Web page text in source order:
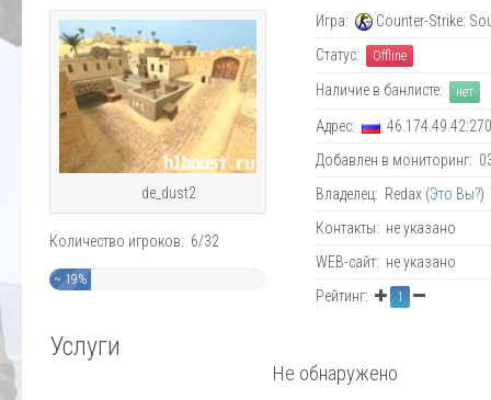
de_dust2
Количество игроков: 6/32
~ 19%
Игра:
Counter-Strike:
Статус:
Offline
Наличие в банлисте: нет
Адрес:
Добавлен в мониторинг:
Владелец: Redax (Это Вы?)
Контакты: не указано
WEB-сайт: не указано
Рейтинг:
1
Услуги
Не обнаружено